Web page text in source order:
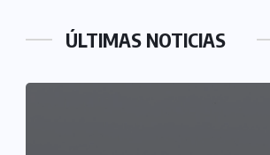
ÚLTIMAS NOTICIAS